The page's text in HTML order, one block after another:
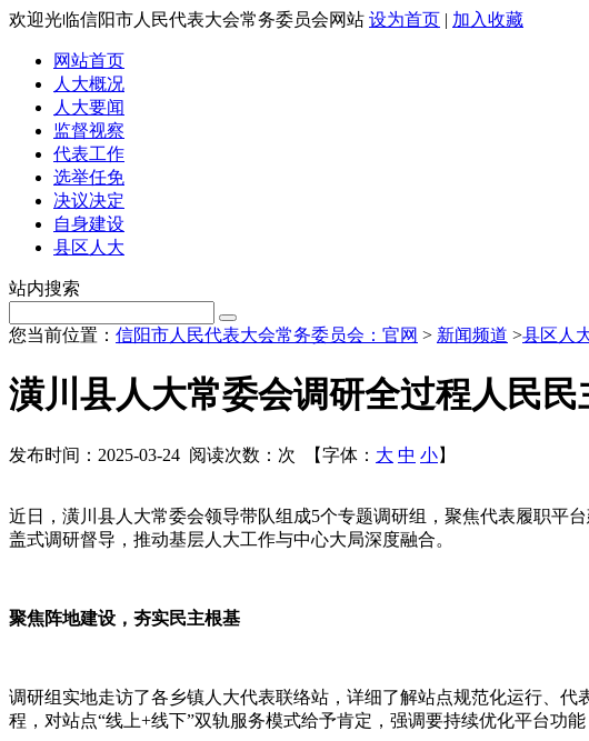
欢迎光临信阳市人民代表大会常务委员会网站 设为首页 | 加入收藏
网站首页
人大概况
人大要闻
监督视察
代表工作
选举任免
决议决定
自身建设
县区人大
站内搜索
您当前位置： 信阳市人民代表大会常务委员会：官网 > 新闻频道 >县区人
潢川县人大常委会调研全过程人民
发布时间：2025-03-24 阅读次数： 次 【字体： 大 中 小】
近日，潢川县人大常委会领导带队组成5个专题调研组，聚焦代表履职平
盖式调研督导，推动基层人大工作与中心大局深度融合。
‌聚焦阵地建设，夯实民主根基‌
调研组实地走访了各乡镇人大代表联络站，详细了解站点规范化运行、
程，对站点“线上+线下”双轨服务模式给予肯定，强调要持续优化平台功